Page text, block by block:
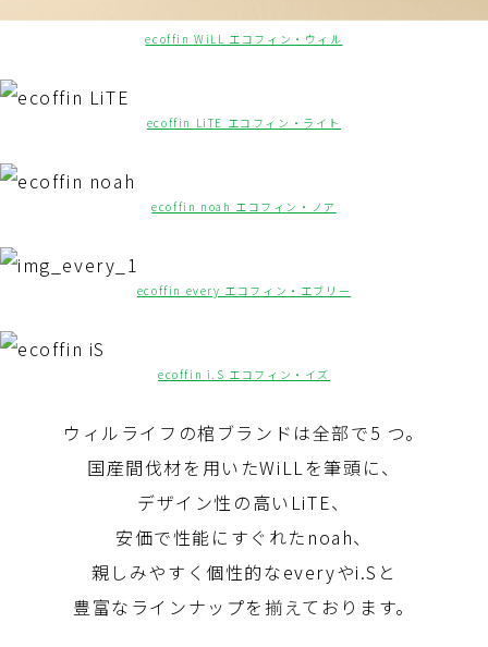
ecoffin WiLL エコフィン・ウィル
ecoffin LiTE エコフィン・ライト
ecoffin noah エコフィン・ノア
ecoffin every エコフィン・エブリー
ecoffin i.S エコフィン・イズ
ウィルライフの棺ブランドは全部で5 つ。
国産間伐材を用いたWiLLを筆頭に、
デザイン性の高いLiTE、
安価で性能にすぐれたnoah、
親しみやすく個性的なeveryやi.Sと
豊富なラインナップを揃えております。